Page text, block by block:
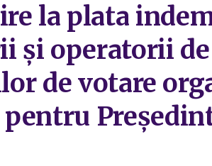
la plata
operatorii
de votare